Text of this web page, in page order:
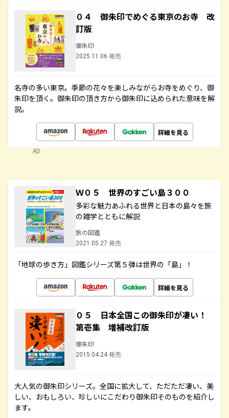
０４ 御朱印でめぐる東京のお寺 改
訂版
御朱印
2025.11.06 発売
名寺の多い東京。季節の花々を楽しみながらお寺をめぐり、御
朱印を頂く。御朱印の頂き方から御朱印に込められた意味を解
説。
詳細を見る
AD
Ｗ０５ 世界のすごい島３００
多彩な魅力あふれる世界と日本の島々を旅
の雑学とともに解説
旅の図鑑
2021.05.27 発売
「地球の歩き方」図鑑シリーズ第５弾は世界の「島」！
詳細を見る
０５ 日本全国この御朱印が凄い！
第壱集 増補改訂版
御朱印
2015.04.24 発売
大人気の御朱印シリーズ。全国に拡大して、ただただ凄い、美
しい、おもしろい、珍しいにこだわり御朱印そのものを紹介し
ます。